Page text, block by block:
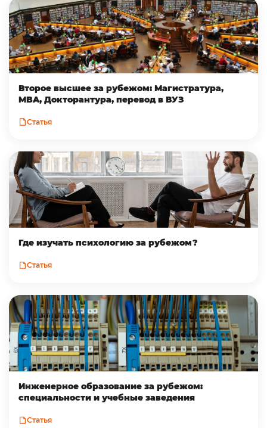
Второе высшее за рубежом: Магистратура,
MBA, Докторантура, перевод в ВУЗ
Статья
Где изучать психологию за рубежом?
Статья
Инженерное образование за рубежом:
специальности и учебные заведения
Статья